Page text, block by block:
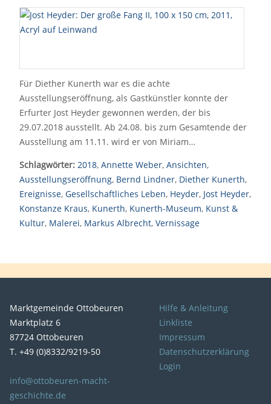
Für Diether Kunerth war es die achte
Ausstellungseröffnung, als Gastkünstler konnte der
Erfurter Jost Heyder gewonnen werden, der bis
29.07.2018 ausstellt. Ab 24.08. bis zum Gesamtende der
Ausstellung am 11.11. wird er von Miriam…
Schlagwörter: 2018, Annette Weber, Ansichten,
Ausstellungseröffnung, Bernd Lindner, Diether Kunerth,
Ereignisse, Gesellschaftliches Leben, Heyder, Jost Heyder,
Konstanze Kraus, Kunerth, Kunerth-Museum, Kunst &
Kultur, Malerei, Markus Albrecht, Vernissage
Marktgemeinde Ottobeuren
Marktplatz 6
87724 Ottobeuren
T. +49 (0)8332/9219-50
info@ottobeuren-macht-
geschichte.de
Hilfe & Anleitung
Linkliste
Impressum
Datenschutzerklärung
Login